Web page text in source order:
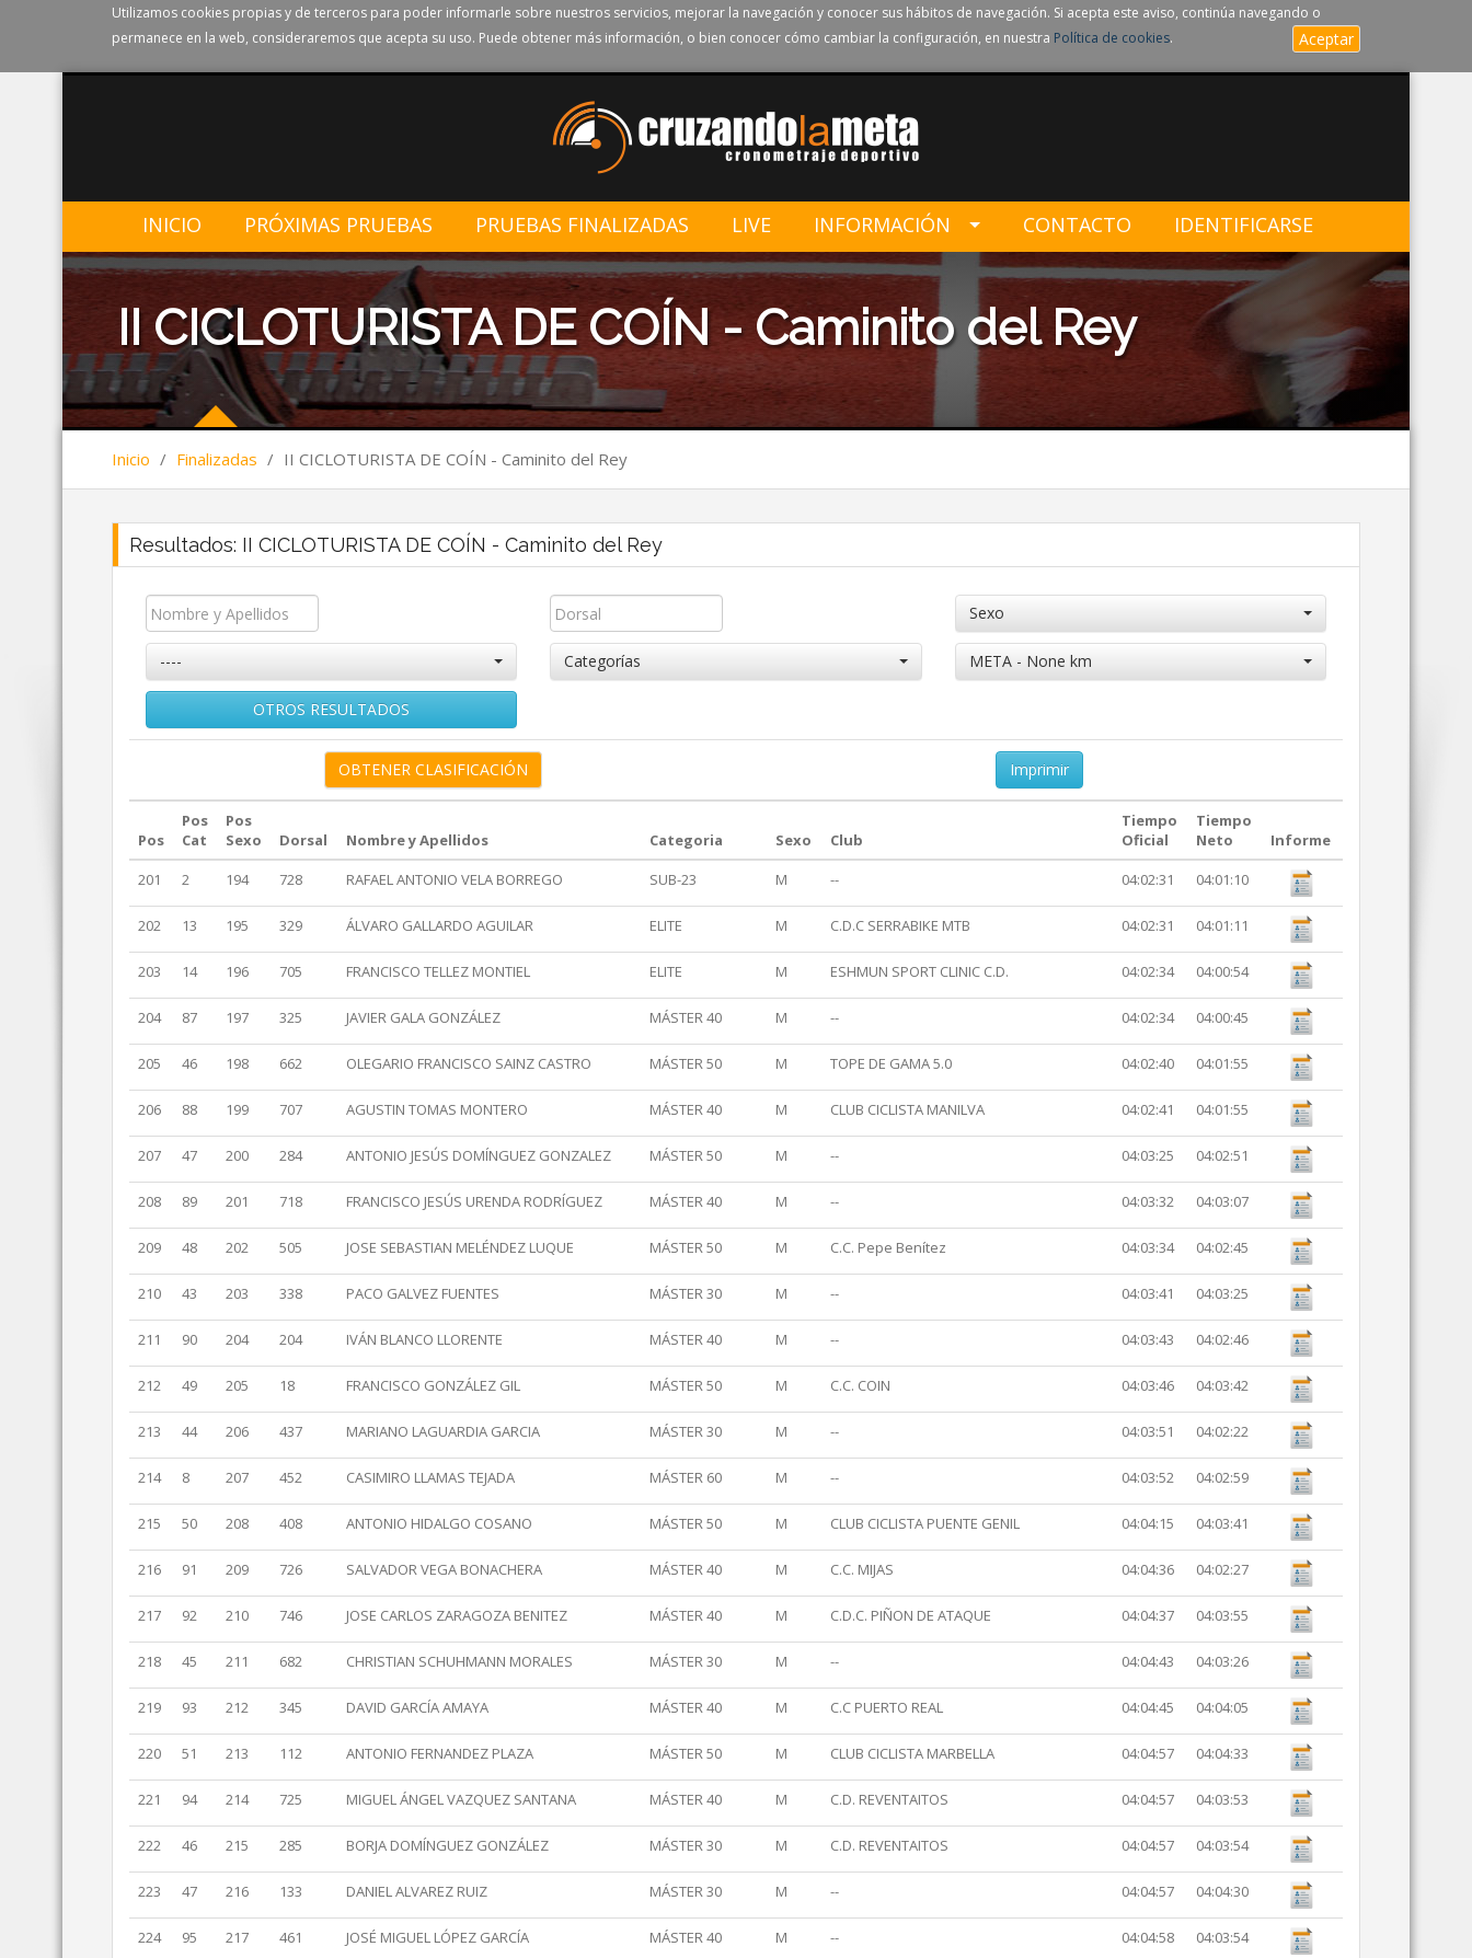
Utilizamos cookies propias y de terceros para poder informarle sobre nuestros servicios, mejorar la navegación y conocer sus hábitos de navegación. Si acepta este aviso, continúa navegando o
permanece en la web, consideraremos que acepta su uso. Puede obtener más información, o bien conocer cómo cambiar la configuración, en nuestra Política de cookies. Aceptar
INICIO PRÓXIMAS PRUEBAS PRUEBAS FINALIZADAS LIVE INFORMACIÓN CONTACTO IDENTIFICARSE
II CICLOTURISTA DE COÍN - Caminito del Rey
Inicio / Finalizadas / II CICLOTURISTA DE COÍN - Caminito del Rey
Resultados: II CICLOTURISTA DE COÍN - Caminito del Rey
Sexo
---- Categorías META - None km
OTROS RESULTADOS
Imprimir
Pos
Pos
Cat
Pos
Sexo
Dorsal Nombre y Apellidos Categoria Sexo Club
Tiempo
Oficial
Tiempo
Neto
Informe
201
2 194 728 RAFAEL ANTONIO VELA BORREGO SUB-23 M -- 04:02:31 04:01:10
202 13 195 329 ÁLVARO GALLARDO AGUILAR ELITE M C.D.C SERRABIKE MTB 04:02:31 04:01:11
203 14 196 705 FRANCISCO TELLEZ MONTIEL ELITE M ESHMUN SPORT CLINIC C.D. 04:02:34 04:00:54
204 87 197 325 JAVIER GALA GONZÁLEZ MÁSTER 40 M -- 04:02:34 04:00:45
205 46 198 662 OLEGARIO FRANCISCO SAINZ CASTRO MÁSTER 50 M TOPE DE GAMA 5.0 04:02:40 04:01:55
206 88 199 707 AGUSTIN TOMAS MONTERO MÁSTER 40 M CLUB CICLISTA MANILVA 04:02:41 04:01:55
207 47 200 284 ANTONIO JESÚS DOMÍNGUEZ GONZALEZ MÁSTER 50 M -- 04:03:25 04:02:51
208 89 201 718 FRANCISCO JESÚS URENDA RODRÍGUEZ MÁSTER 40 M -- 04:03:32 04:03:07
209 48 202 505 JOSE SEBASTIAN MELÉNDEZ LUQUE MÁSTER 50 M C.C. Pepe Benítez 04:03:34 04:02:45
210 43 203 338 PACO GALVEZ FUENTES MÁSTER 30 M -- 04:03:41 04:03:25
211 90 204 204 IVÁN BLANCO LLORENTE MÁSTER 40 M -- 04:03:43 04:02:46
212 49 205 18 FRANCISCO GONZÁLEZ GIL MÁSTER 50 M C.C. COIN 04:03:46 04:03:42
213 44 206 437 MARIANO LAGUARDIA GARCIA MÁSTER 30 M -- 04:03:51 04:02:22
214 8 207 452 CASIMIRO LLAMAS TEJADA MÁSTER 60 M -- 04:03:52 04:02:59
215 50 208 408 ANTONIO HIDALGO COSANO MÁSTER 50 M CLUB CICLISTA PUENTE GENIL 04:04:15 04:03:41
216 91 209 726 SALVADOR VEGA BONACHERA MÁSTER 40 M C.C. MIJAS 04:04:36 04:02:27
217 92 210 746 JOSE CARLOS ZARAGOZA BENITEZ MÁSTER 40 M C.D.C. PIÑON DE ATAQUE 04:04:37 04:03:55
218 45 211 682 CHRISTIAN SCHUHMANN MORALES MÁSTER 30 M -- 04:04:43 04:03:26
219 93 212 345 DAVID GARCÍA AMAYA MÁSTER 40 M C.C PUERTO REAL 04:04:45 04:04:05
220 51 213 112 ANTONIO FERNANDEZ PLAZA MÁSTER 50 M CLUB CICLISTA MARBELLA 04:04:57 04:04:33
221 94 214 725 MIGUEL ÁNGEL VAZQUEZ SANTANA MÁSTER 40 M C.D. REVENTAITOS 04:04:57 04:03:53
222 46 215 285 BORJA DOMÍNGUEZ GONZÁLEZ MÁSTER 30 M C.D. REVENTAITOS 04:04:57 04:03:54
223 47 216 133 DANIEL ALVAREZ RUIZ MÁSTER 30 M -- 04:04:57 04:04:30
224 95 217 461 JOSÉ MIGUEL LÓPEZ GARCÍA MÁSTER 40 M -- 04:04:58 04:03:54